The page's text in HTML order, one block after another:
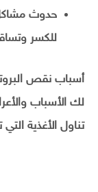
حدوث
للكسر
أسباب نقص
لك الأسباب
تناول الأغذية